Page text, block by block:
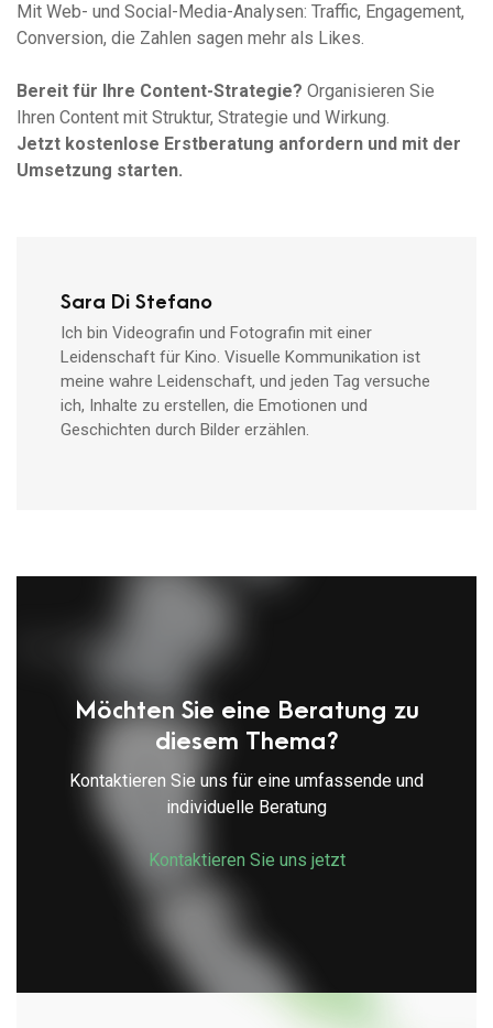
Mit Web- und Social-Media-Analysen: Traffic, Engagement,
Conversion, die Zahlen sagen mehr als Likes.
Bereit für Ihre Content-Strategie? Organisieren Sie
Ihren Content mit Struktur, Strategie und Wirkung.
Jetzt kostenlose Erstberatung anfordern und mit der
Umsetzung starten.
Sara Di Stefano
Ich bin Videografin und Fotografin mit einer
Leidenschaft für Kino. Visuelle Kommunikation ist
meine wahre Leidenschaft, und jeden Tag versuche
ich, Inhalte zu erstellen, die Emotionen und
Geschichten durch Bilder erzählen.
Möchten Sie eine Beratung zu
diesem Thema?
Kontaktieren Sie uns für eine umfassende und
individuelle Beratung
Kontaktieren Sie uns jetzt